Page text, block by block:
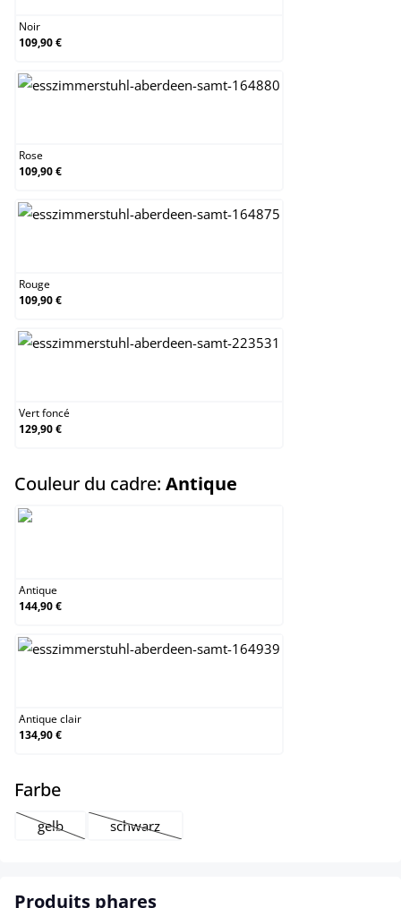
Noir
109,90 €
Rose
109,90 €
Rouge
109,90 €
Vert foncé
129,90 €
Couleur du cadre: Antique
Antique
144,90 €
Antique clair
134,90 €
Farbeselect
gelb
(Cette option n'est pas disponible pour le moment.)
schwarz
(Cette option n'est pas disponible pour le
Produits phares